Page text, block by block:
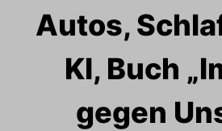
Autos,
KI, Buch
gegen